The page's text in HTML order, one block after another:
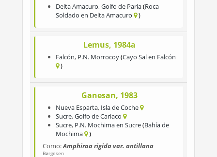
Delta Amacuro,Golfo de Paria Roca
Soldado en Delta Amacuro
Lemus, 1984a
Falcón, P.N. Morrocoy Cayo Sal en Falcón
Ganesan, 1983
Nueva Esparta, Isla de Coche
Sucre,Golfo de Cariaco
Sucre, P.N. Mochima en Sucre Bahía de
Mochima
Como:Amphiroa rigida var. antillana
Børgesen